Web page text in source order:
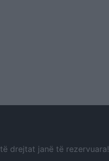
drejtat janë të rezervuara!